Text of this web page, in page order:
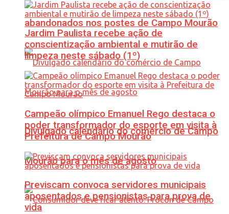
abandonados nos postes de Campo Mourão
Divulgado calendário do comércio de Campo
Mourão para o mês de agosto
Jardim Paulista recebe ação de
conscientização ambiental e mutirão de
limpeza neste sábado (1º)
Campeão olímpico Emanuel Rego destaca o
poder transformador do esporte em visita à
Prefeitura de Campo Mourão
Previscam convoca servidores municipais
aposentados e pensionistas para prova de
vida